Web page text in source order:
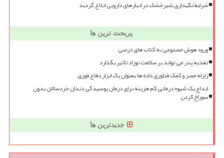
شرایط نگهداری شیرخشک در انبارهای دارویی ابلاغ گردید
پربحث ترین ها
ورود هوش مصنوعی به کتاب های درسی
تغذیه پدر می تواند بر سلامت نوزاد تاثیر بگذارد
زلزله مصر و کمک فناوری داده ها بعنوان یک ابزار دفاع فوری
ابداع یک شیوه درمانی کم هزینه برای درمان پوسیدگی دندان خردسالان بدون
سوراخ کردن
جدیدترین ها